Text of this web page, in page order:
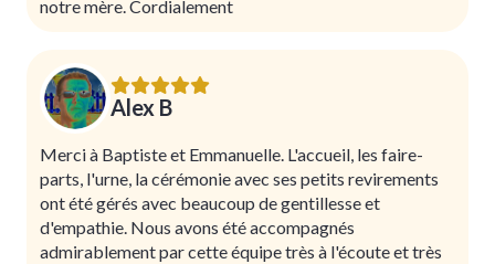
notre mère. Cordialement
Alex B
Merci à Baptiste et Emmanuelle. L'accueil, les faire-
parts, l'urne, la cérémonie avec ses petits revirements
ont été gérés avec beaucoup de gentillesse et
d'empathie. Nous avons été accompagnés
admirablement par cette équipe très à l'écoute et très